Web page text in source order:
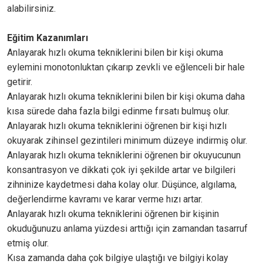
alabilirsiniz.
Eğitim Kazanımları
Anlayarak hızlı okuma tekniklerini bilen bir kişi okuma
eylemini monotonluktan çıkarıp zevkli ve eğlenceli bir hale
getirir.
Anlayarak hızlı okuma tekniklerini bilen bir kişi okuma daha
kısa sürede daha fazla bilgi edinme fırsatı bulmuş olur.
Anlayarak hızlı okuma tekniklerini öğrenen bir kişi hızlı
okuyarak zihinsel gezintileri minimum düzeye indirmiş olur.
Anlayarak hızlı okuma tekniklerini öğrenen bir okuyucunun
konsantrasyon ve dikkati çok iyi şekilde artar ve bilgileri
zihninize kaydetmesi daha kolay olur. Düşünce, algılama,
değerlendirme kavramı ve karar verme hızı artar.
Anlayarak hızlı okuma tekniklerini öğrenen bir kişinin
okuduğunuzu anlama yüzdesi arttığı için zamandan tasarruf
etmiş olur.
Kısa zamanda daha çok bilgiye ulaştığı ve bilgiyi kolay